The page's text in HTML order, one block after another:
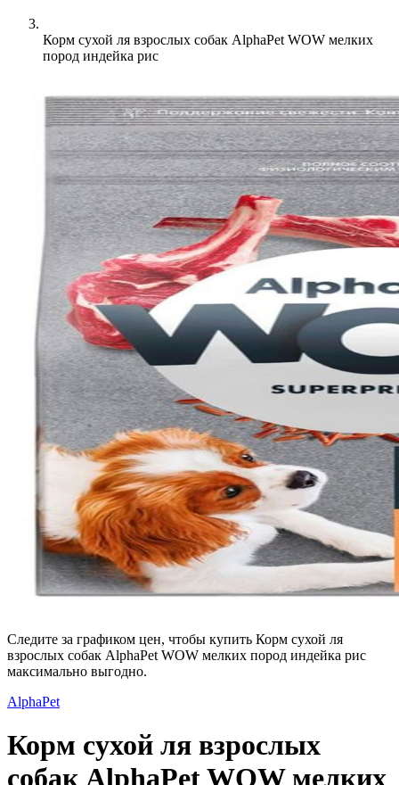
Корм сухой ля взрослых собак AlphaPet WOW мелких
пород индейка рис
Следите за графиком цен, чтобы купить Корм сухой ля
взрослых собак AlphaPet WOW мелких пород индейка рис
максимально выгодно.
AlphaPet
Корм сухой ля взрослых
собак AlphaPet WOW мелких